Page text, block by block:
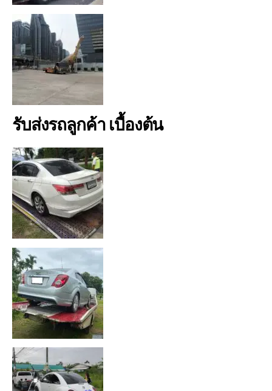
รับส่งรถลูกค้า เบื้องต้น